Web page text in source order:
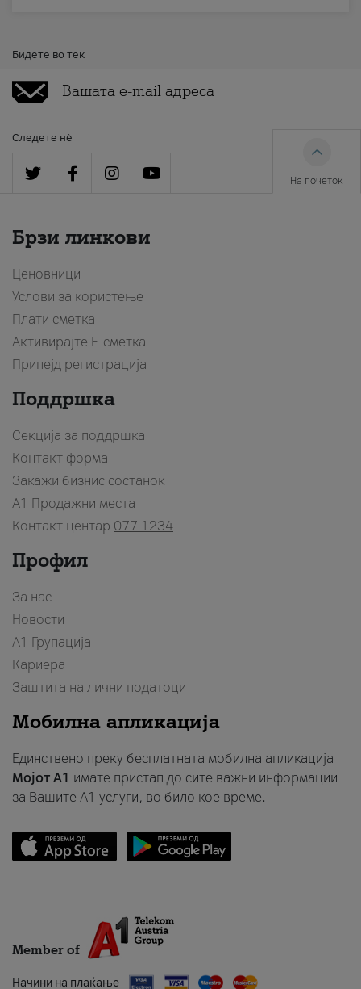
Бидете во тек
Следете нè
На почеток
Брзи линкови
Ценовници
Услови за користење
Плати сметка
Активирајте Е-сметка
Припејд регистрација
Поддршка
Секција за поддршка
Контакт форма
Закажи бизнис состанок
A1 Продажни места
Контакт центар 077 1234
Профил
За нас
Новости
А1 Групација
Кариера
Заштита на лични податоци
Мобилна апликација
Единствено преку бесплатната мобилна апликација
Мојот A1 имате пристап до сите важни информации
за Вашите A1 услуги, во било кое време.
Member of
Начини на плаќање